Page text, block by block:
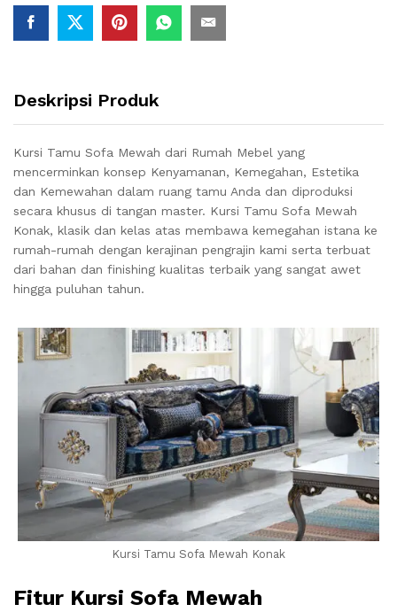
Deskripsi Produk
Kursi Tamu Sofa Mewah dari Rumah Mebel yang
mencerminkan konsep Kenyamanan, Kemegahan, Estetika
dan Kemewahan dalam ruang tamu Anda dan diproduksi
secara khusus di tangan master. Kursi Tamu Sofa Mewah
Konak, klasik dan kelas atas membawa kemegahan istana ke
rumah-rumah dengan kerajinan pengrajin kami serta terbuat
dari bahan dan finishing kualitas terbaik yang sangat awet
hingga puluhan tahun.
Kursi Tamu Sofa Mewah Konak
Fitur Kursi Sofa Mewah